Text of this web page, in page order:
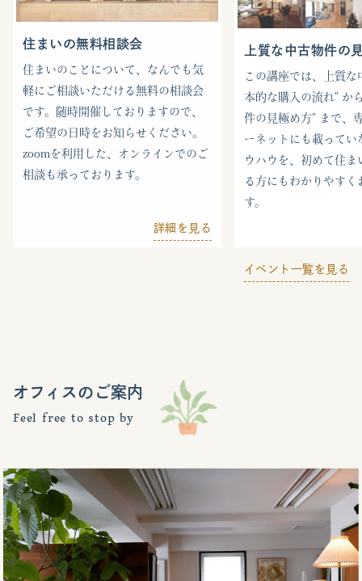
住まいの無料相談会
住まいのことについて、なんでも気
軽にご相談いただける無料の相談会
です。随時開催しておりますので、
ご希望の日時をお知らせください。
zoomを利用した、オンラインでのご
相談も承っております。
詳細を見る
上質な中古物件の
この講座では、上質な
本的な購入の流れ" か
件の見極め方" まで、
ーネットにも載ってい
ウハウを、初めて住ま
る方にもわかりやすく
す。
イベント一覧を見る
オフィスのご案内
Feel free to stop by